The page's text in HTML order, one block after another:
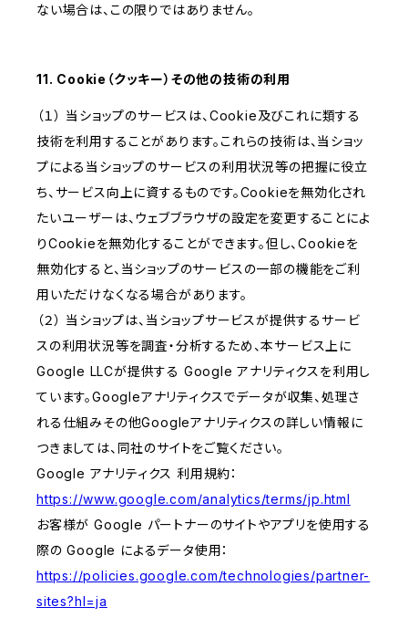
ない場合は、この限りではありません。
11. Cookie（クッキー）その他の技術の利用
（１） 当ショップのサービスは、Cookie及びこれに類する
技術を利用することがあります。これらの技術は、当ショッ
プによる当ショップのサービスの利用状況等の把握に役立
ち、サービス向上に資するものです。Cookieを無効化され
たいユーザーは、ウェブブラウザの設定を変更することによ
りCookieを無効化することができます。但し、Cookieを
無効化すると、当ショップのサービスの一部の機能をご利
用いただけなくなる場合があります。
（２） 当ショップは、当ショップサービスが提供するサービ
スの利用状況等を調査・分析するため、本サービス上に
Google LLCが提供する Google アナリティクスを利用し
ています。Googleアナリティクスでデータが収集、処理さ
れる仕組みその他Googleアナリティクスの詳しい情報に
つきましては、同社のサイトをご覧ください。
Google アナリティクス 利用規約：
https://www.google.com/analytics/terms/jp.html
お客様が Google パートナーのサイトやアプリを使用する
際の Google によるデータ使用：
https://policies.google.com/technologies/partner-
sites?hl=ja